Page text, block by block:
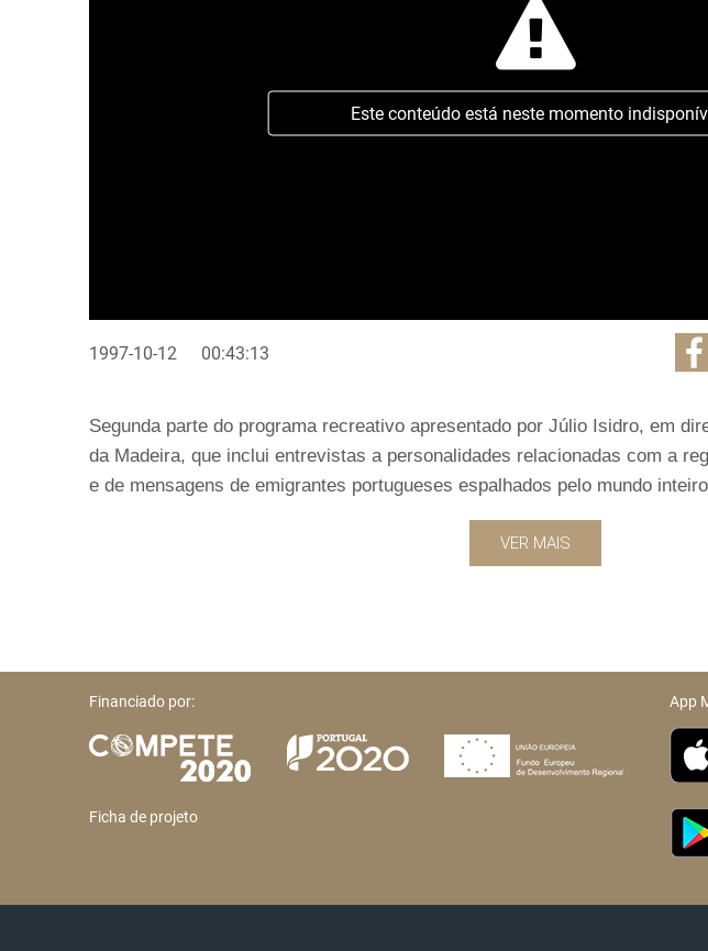
Este conteúdo está neste momento
1997-10-12 00:43:13
Segunda parte do programa recreativo apresentado por Júlio Isidro, em
da Madeira, que inclui entrevistas a personalidades relacionadas com a
e de mensagens de emigrantes portugueses espalhados pelo mundo
VER MAIS
Financiado por:
Ficha de projeto
App